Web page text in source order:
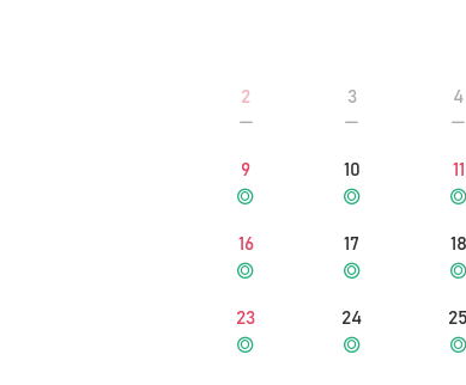
2 3 4
9 10 11
16 17 18
23 24 25